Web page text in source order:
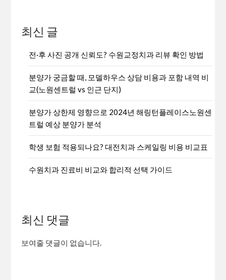
최신 글
전·후 사진 공개 신뢰도? 수원교정치과 리뷰 확인 방법
분양가 궁금할 때, 모델하우스 상담 비용과 포함 내역 비
교(노원센트럴 vs 인근 단지)
분양가 상한제 영향으로 2024년 해링턴플레이스노원센
트럴 예상 분양가 분석
학생 보험 적용되나요? 대전치과 스케일링 비용 비교표
수원치과 진료비 비교와 합리적 선택 가이드
최신 댓글
보여줄 댓글이 없습니다.